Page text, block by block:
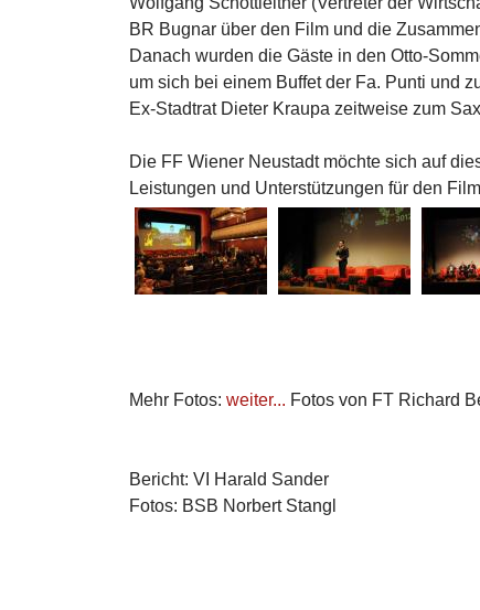
BR Bugnar über den Film und die
Danach wurden die Gäste in den Otto-
um sich bei einem Buffet der Fa. Punti und
Ex-Stadtrat Dieter Kraupa zeitweise zum
Die FF Wiener Neustadt möchte sich auf
Leistungen und Unterstützungen für den
Mehr Fotos: weiter... Fotos von FT Richard
Bericht: VI Harald Sander
Fotos: BSB Norbert Stangl